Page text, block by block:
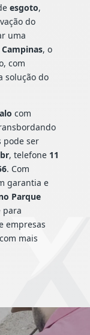
esgoto,
do
uma
, o
com
solução do
com
pode ser
, telefone 11
. Com
garantia e
Parque
para
empresas
mais